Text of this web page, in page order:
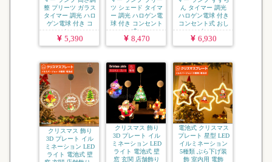
整 プリーツ ガラス
タイマー 調光 ハロ
ゲン電球 付き コ
ン...
5,390
ツ シェード タイマ
ー 調光 ハロゲン電
球 付き コンセント
式...
8,470
ん タイマー 調光
ハロゲン電球 付き
コンセント式 おし
ゃれ...
6,930
クリスマス 飾り
3D プレート イル
ミネーション LED
ライト 電池式 壁
クリスマス 飾り
3D プレート イル
ミネーション LED
ライト 電池式 壁
窓 玄関 店舗飾り
電池式 クリスマス
プレート 星型 LED
イルミネーション
5種類 ぶら下げ装
飾 室内用 電飾